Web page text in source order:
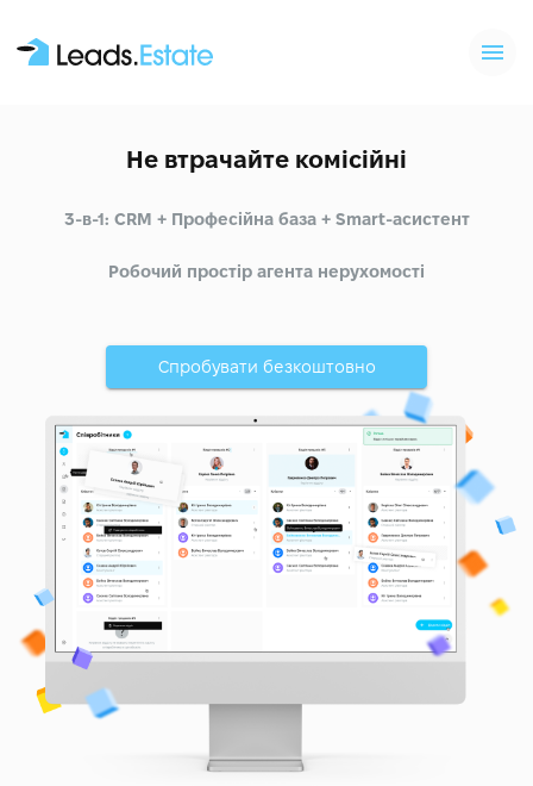
Не втрачайте комісійні
3-в-1: CRM + Професійна база + Smart-асистент
Робочий простір агента нерухомості
Спробувати безкоштовно